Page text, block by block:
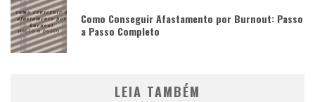
Como Conseguir Afastamento por Burnout: Passo
a Passo Completo
LEIA TAMBÉM